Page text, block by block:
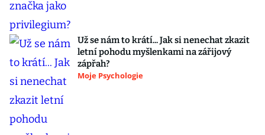
Už se nám to krátí... Jak si nenechat zkazit
letní pohodu myšlenkami na zářijový
zápřah?
Moje Psychologie